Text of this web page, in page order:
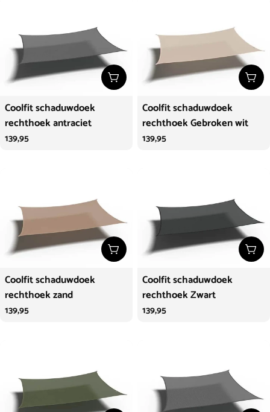
Kies opties
Coolfit schaduwdoek
rechthoek antraciet
Normale
139,95
Coolfit schaduwdoek
rechthoek Gebroken wit
Normale
139,95
Kies opties
Coolfit schaduwdoek
rechthoek zand
Normale
139,95
Coolfit schaduwdoek
rechthoek Zwart
Normale
139,95